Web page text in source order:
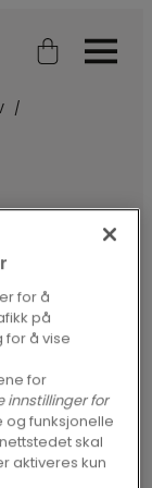
Open searchOpen
å holde
en
for å
på
å vise
for
innstillinger for
og funksjonelle
skal
aktiveres kun